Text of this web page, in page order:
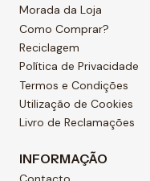
Morada da Loja
Como Comprar?
Reciclagem
Política de Privacidade
Termos e Condições
Utilização de Cookies
Livro de Reclamações
INFORMAÇÃO